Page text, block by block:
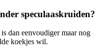
speculaaskruiden?
dan eenvoudiger maar nog
koekjes wil.